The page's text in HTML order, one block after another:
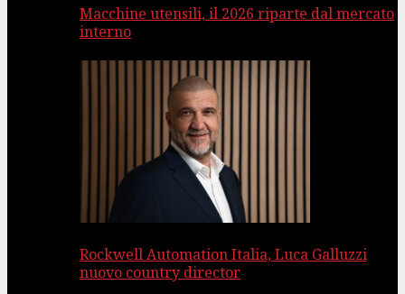
Macchine utensili, il 2026 riparte dal mercato
interno
Rockwell Automation Italia, Luca Galluzzi
nuovo country director